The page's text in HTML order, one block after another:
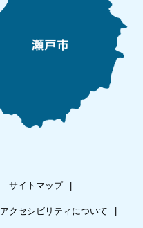
サイトマップ
アクセシビリティについて